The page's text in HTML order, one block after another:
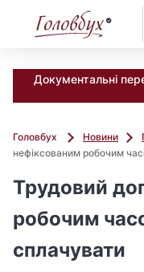
Документальні
Головбух Новини
нефіксованим робочим
Трудовий
робочим
сплачувати